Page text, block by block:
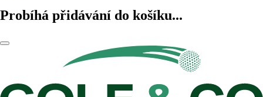
Probíhá přidávání do košíku...